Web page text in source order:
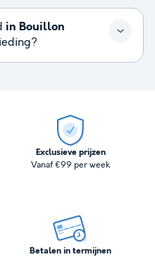
in Bouillon
Exclusieve prijzen
Vanaf €99 per week
Betalen in termijnen